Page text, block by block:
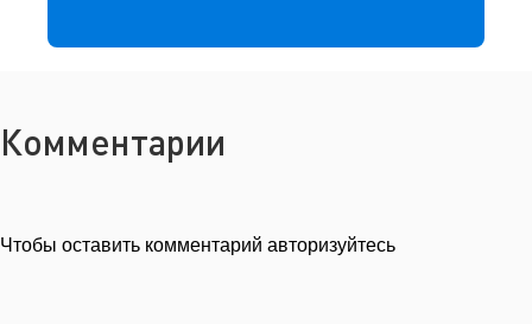
Комментарии
Чтобы оставить комментарий авторизуйтесь